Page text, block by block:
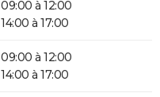
09:00 à 12:00
14:00 à 17:00
09:00 à 12:00
14:00 à 17:00